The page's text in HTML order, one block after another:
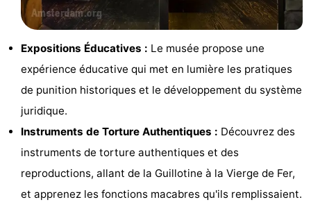
faire
d'intérêt
Musées
Monuments
Églises
Points
Attractions
Expositions Éducatives : Le musée propose une
expérience éducative qui met en lumière les pratiques
de punition historiques et le développement du système
juridique.
Instruments de Torture Authentiques : Découvrez des
instruments de torture authentiques et des
reproductions, allant de la Guillotine à la Vierge de Fer,
et apprenez les fonctions macabres qu'ils remplissaient.